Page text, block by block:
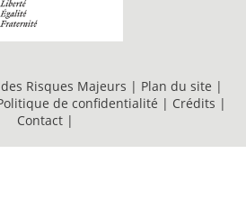
Risques Majeurs | Plan du site |
de confidentialité | Crédits |
Contact |